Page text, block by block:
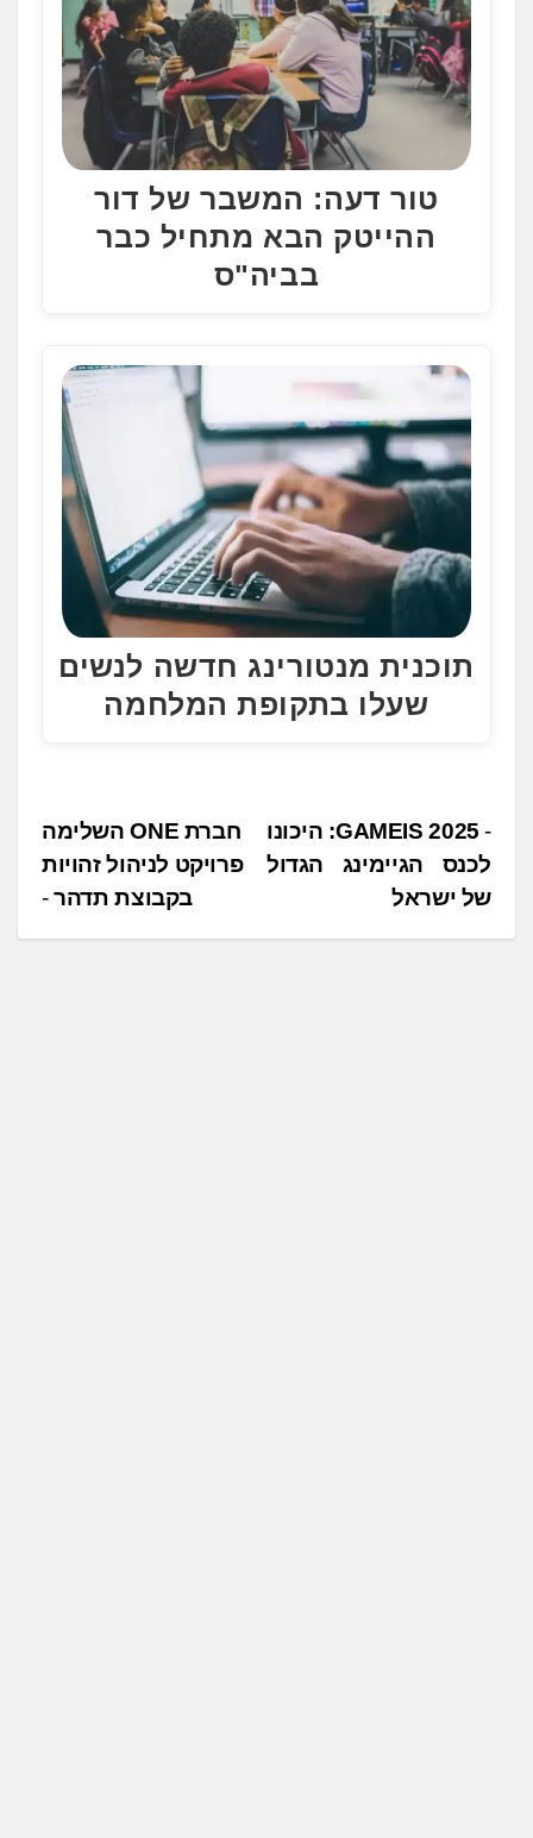
טור דעה: המשבר של דור
ההייטק הבא מתחיל כבר
בביה"ס
תוכנית מנטורינג חדשה לנשים
שעלו בתקופת המלחמה
נ
י
ו
חברת ONE השלימה
פרויקט לניהול זהויות
בקבוצת תדהר
GAMEIS 2025: היכונו
לכנס הגיימינג הגדול
של ישראל